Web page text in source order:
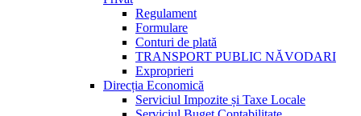
Regulament
Formulare
Conturi de plată
TRANSPORT PUBLIC NĂVODARI
Exproprieri
Direcția Economică
Serviciul Impozite și Taxe Locale